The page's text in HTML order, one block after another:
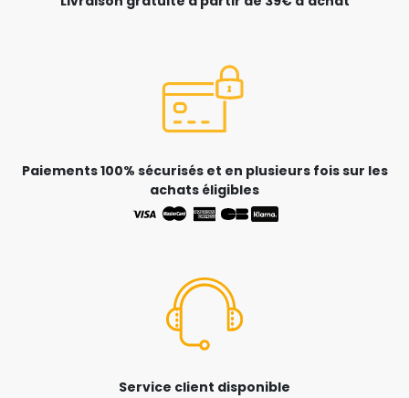
Paiements 100% sécurisés et en plusieurs fois sur les
achats éligibles
Service client disponible